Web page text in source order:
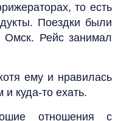
то есть
Поездки были
Рейс занимал
ему и нравилась
куда-то ехать.
отношения с